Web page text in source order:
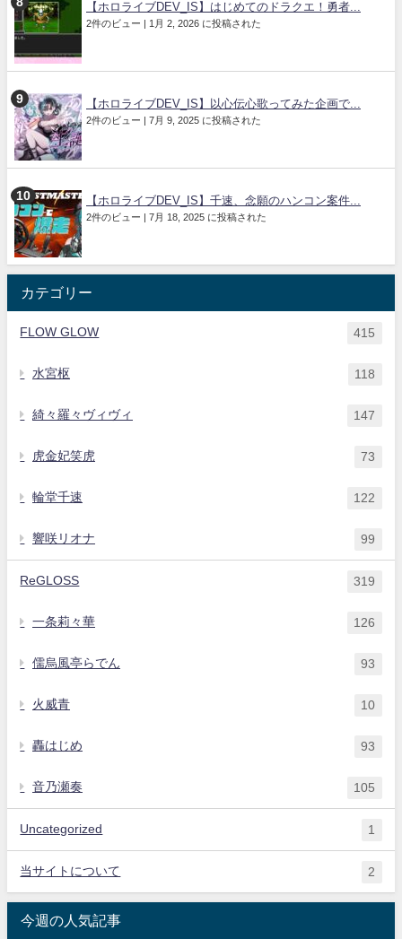
【ホロライブDEV_IS】はじめてのドラクエ！勇者...
2件のビュー 1月 2, 2026 に投稿された
【ホロライブDEV_IS】以心伝心歌ってみた企画で...
2件のビュー 7月 9, 2025 に投稿された
【ホロライブDEV_IS】千速、念願のハンコン案件...
2件のビュー 7月 18, 2025 に投稿された
カテゴリー
FLOW GLOW 415
水宮枢 118
綺々羅々ヴィヴィ 147
虎金妃笑虎 73
輪堂千速 122
響咲リオナ 99
ReGLOSS 319
一条莉々華 126
儒烏風亭らでん 93
火威青 10
轟はじめ 93
音乃瀬奏 105
Uncategorized 1
当サイトについて 2
今週の人気記事